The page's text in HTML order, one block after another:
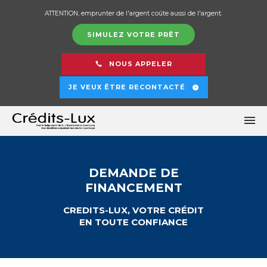
ATTENTION, emprunter de l'argent coûte aussi de l'argent.
SIMULEZ VOTRE PRÊT
NOUS APPELER
JE VEUX ÊTRE RECONTACTÉ
DEMANDE DE
FINANCEMENT
CREDITS-LUX, VOTRE CRÉDIT
EN TOUTE CONFIANCE